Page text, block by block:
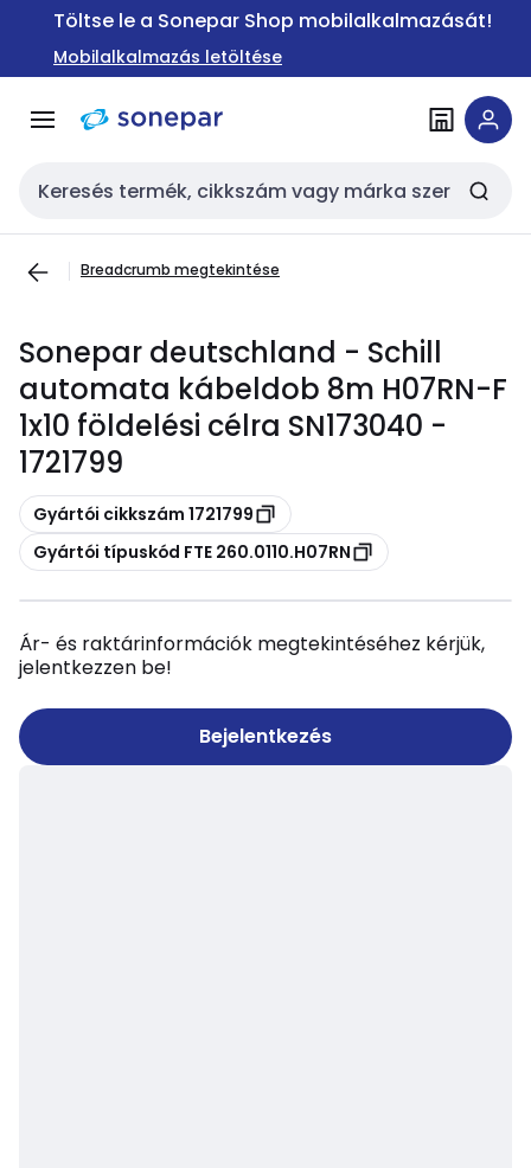
Ugrás a
Ugrás a
tartalomra
Töltse le a Sonepar Shop mobilalkalmazását!
Mobilalkalmazás letöltése
Keresési bemenet
Breadcrumb megtekintése
Sonepar deutschland - Schill
automata kábeldob 8m H07RN-F
1x10 földelési célra SN173040 -
1721799
Másolás
Gyártói cikkszám 1721799
Másolás
Gyártói típuskód FTE 260.0110.H07RN
Ár- és raktárinformációk megtekintéséhez kérjük,
jelentkezzen be!
Bejelentkezés